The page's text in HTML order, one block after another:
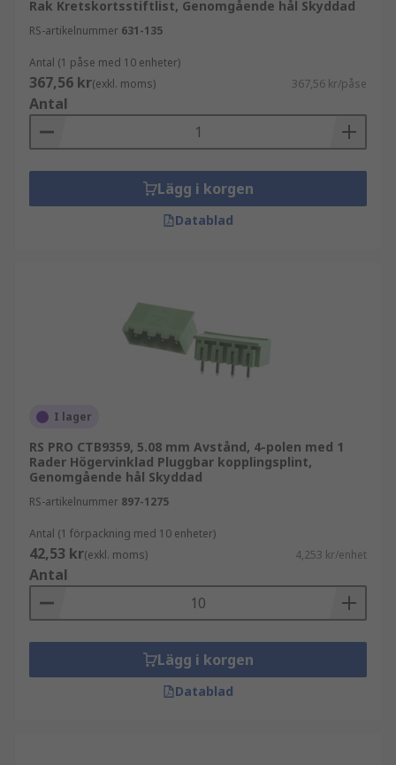
Rak Kretskortsstiftlist, Genomgående hål Skyddad
RS-artikelnummer 631-135
Antal (1 påse med 10 enheter)
367,56 kr(exkl. moms) 367,56 kr/påse
Antal
Lägg i korgen
Datablad
I lager
RS PRO CTB9359, 5.08 mm Avstånd, 4-polen med 1
Rader Högervinklad Pluggbar kopplingsplint,
Genomgående hål Skyddad
RS-artikelnummer 897-1275
Antal (1 förpackning med 10 enheter)
42,53 kr(exkl. moms) 4,253 kr/enhet
Antal
Lägg i korgen
Datablad